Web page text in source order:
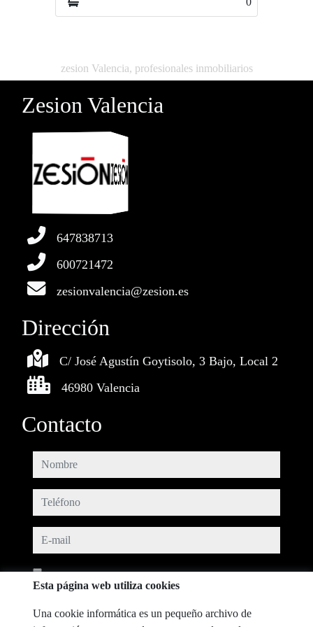
zesion Valencia, profesionales inmobiliarios
Zesion Valencia
647838713
600721472
zesionvalencia@zesion.es
Dirección
C/ José Agustín Goytisolo, 3 Bajo, Local 2
46980 Valencia
Contacto
nombre
teléfono
e-mail
Esta página web utiliza cookies
Una cookie informática es un pequeño archivo de